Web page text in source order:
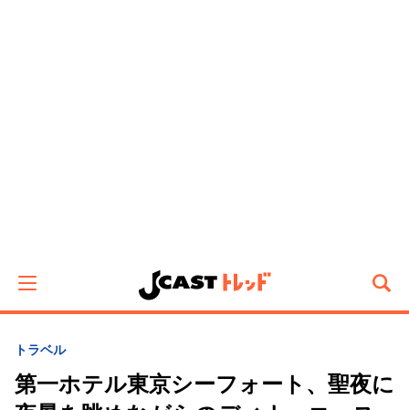
トラベル
第一ホテル東京シーフォート、聖夜に